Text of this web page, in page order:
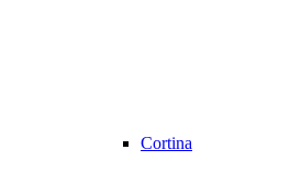
Cortina